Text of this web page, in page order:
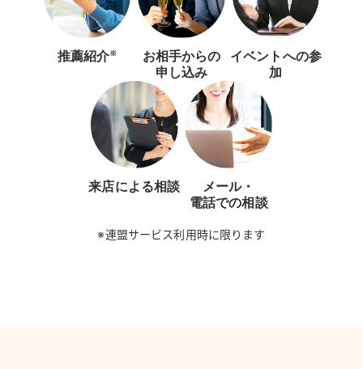
推薦紹介※
お相手からの
申し込み
イベントへの参
加
来店による相談
メール・
電話での相談
※連盟サービス利用時に限ります